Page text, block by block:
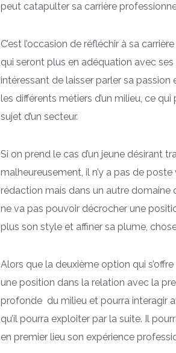
peut catapulter sa carrière
C’est l’occasion de réfléchir à sa
qui seront plus en adéquation avec
intéressant de laisser parler sa
les différents métiers d’un milieu, ce
sujet d’un secteur.
Si on prend le cas d’un jeune désirant
malheureusement, il n’y a pas de
rédaction mais dans un autre domaine
ne va pas pouvoir décrocher une
plus son style et affiner sa plume,
Alors que la deuxième option qui
une position dans la relation avec la
profonde du milieu et pourra interagir
qu’il pourra exploiter par la suite. Il
en premier lieu son expérience